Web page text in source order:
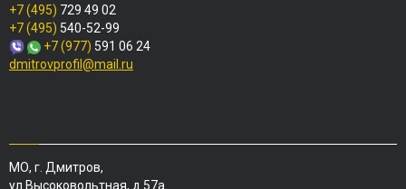
+7 (495) 729 49 02
+7 (495) 540-52-99
+7 (977) 591 06 24
dmitrovprofil@mail.ru
МО, г. Дмитров,
ул.Высоковольтная, д.57а